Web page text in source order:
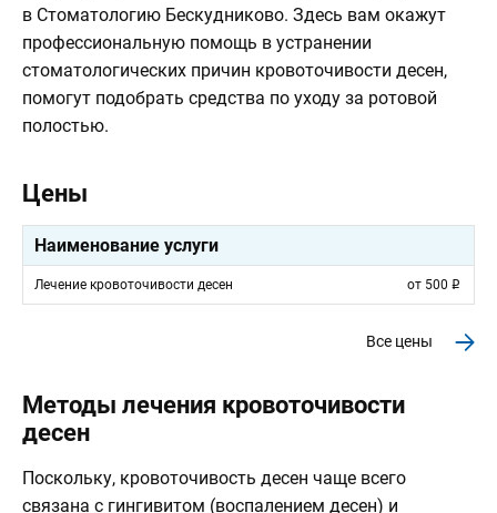
в Стоматологию Бескудниково. Здесь вам окажут
профессиональную помощь в устранении
стоматологических причин кровоточивости десен,
помогут подобрать средства по уходу за ротовой
полостью.
Цены
Наименование услуги
Лечение кровоточивости десен от 500
Все цены
Методы лечения кровоточивости
десен
Поскольку, кровоточивость десен чаще всего
связана с гингивитом (воспалением десен) и